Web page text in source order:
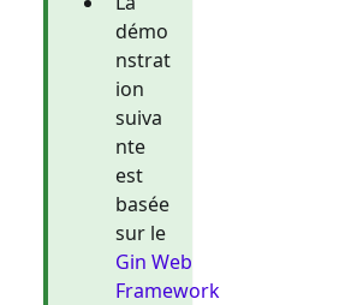
démo
nstrat
ion
suiva
nte
est
basée
sur le
Gin Web
Framework